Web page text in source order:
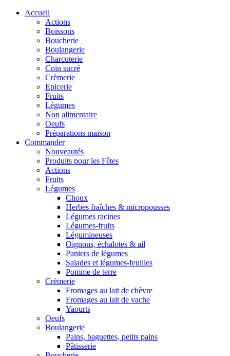
Accueil
Actions
Boissons
Boucherie
Boulangerie
Charcuterie
Coin sucré
Crèmerie
Epicerie
Fruits
Légumes
Non alimentaire
Oeufs
Préparations maison
Commander
Nouveautés
Produits pour les Fêtes
Actions
Fruits
Légumes
Choux
Herbes fraîches & micropousses
Légumes racines
Légumes-fruits
Légumineuses
Oignons, échalotes & ail
Paniers de légumes
Salades et légumes-feuilles
Pomme de terre
Crèmerie
Fromages au lait de chèvre
Fromages au lait de vache
Yaourts
Oeufs
Boulangerie
Pains, baguettes, petits pains
Pâtisserie